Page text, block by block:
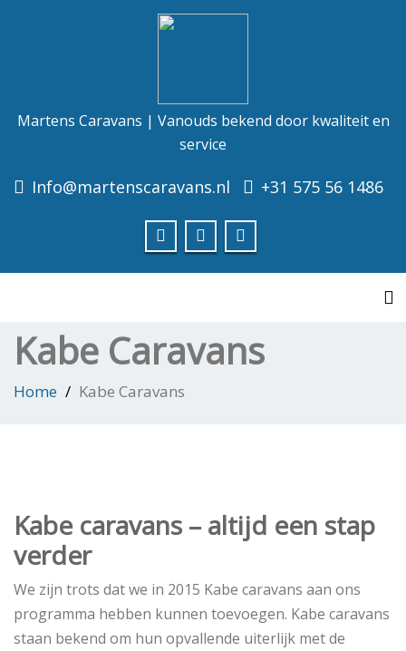
Martens Caravans | Vanouds bekend door kwaliteit en
service
Info@martenscaravans.nl +31 575 56 1486
Kabe Caravans
Home Kabe Caravans
Kabe caravans – altijd een stap
verder
We zijn trots dat we in 2015 Kabe caravans aan ons
programma hebben kunnen toevoegen. Kabe caravans
staan bekend om hun opvallende uiterlijk met de